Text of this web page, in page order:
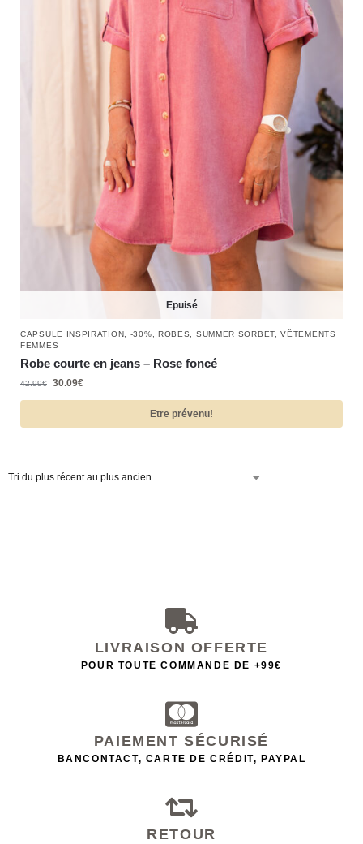
Epuisé
CAPSULE INSPIRATION -30% ROBES SUMMER SORBET,VÊTEMENTS
FEMMES
Robe courte en jeans – Rose foncé
42.99€ 30.09€
Etre prévenu!
LIVRAISON OFFERTE
POUR TOUTE COMMANDE DE +99€
PAIEMENT SÉCURISÉ
BANCONTACT, CARTE DE CRÉDIT, PAYPAL
RETOUR